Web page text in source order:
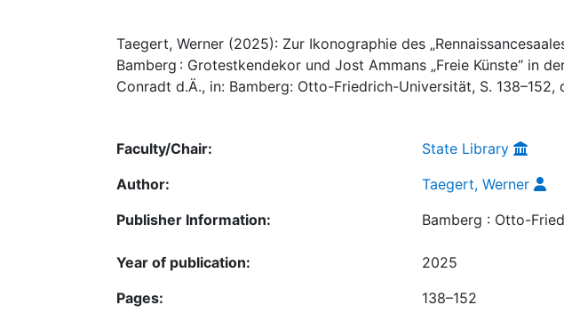
Taegert, Werner (2025): Zur Ikonographie des
Bamberg : Grotestkendekor und Jost Ammans „Freie Künste“ in
Conradt d.Ä., in: Bamberg: Otto-Friedrich-Universität, S. 138–152,
Faculty/Chair:
State Library
Author:
Taegert, Werner
Publisher Information:
Bamberg : Otto-
Year of publication:
2025
Pages:
138–152